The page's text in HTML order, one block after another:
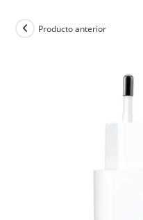
Producto anterior